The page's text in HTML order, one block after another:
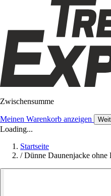
Zwischensumme
Meinen Warenkorb anzeigen
Loading...
Startseite
/ Dünne Daunenjacke ohne